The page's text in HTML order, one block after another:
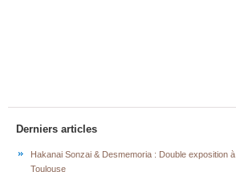
Derniers articles
Hakanai Sonzai & Desmemoria : Double exposition à
Toulouse